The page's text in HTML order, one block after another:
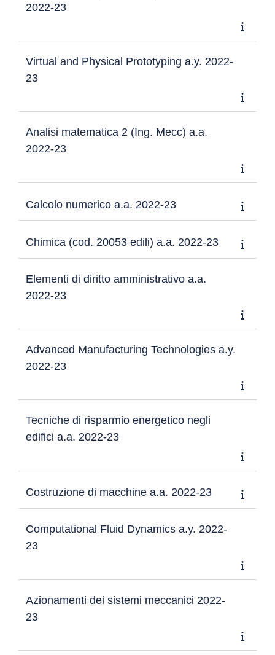
2022-23
Virtual and Physical Prototyping a.y. 2022-
23
Analisi matematica 2 (Ing. Mecc) a.a.
2022-23
Calcolo numerico a.a. 2022-23
Chimica (cod. 20053 edili) a.a. 2022-23
Elementi di diritto amministrativo a.a.
2022-23
Advanced Manufacturing Technologies a.y.
2022-23
Tecniche di risparmio energetico negli
edifici a.a. 2022-23
Costruzione di macchine a.a. 2022-23
Computational Fluid Dynamics a.y. 2022-
23
Azionamenti dei sistemi meccanici 2022-
23